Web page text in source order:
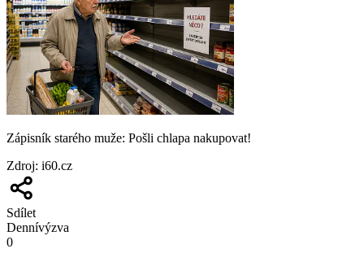
Zápisník starého muže: Pošli chlapa nakupovat!
Zdroj: i60.cz
Sdílet
Dennívýzva
0